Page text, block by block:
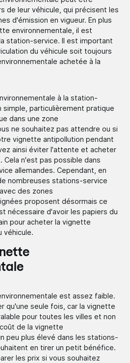
de leur véhicule, qui précisent les
d'émission en vigueur. En plus
environnementale, il est
station-service. Il est important
du véhicule soit toujours
achetée à la
à la station-
simple, particulièrement pratique
dans une zone
ne souhaitez pas attendre ou si
vignette antipollution pendant
ainsi éviter l'attente et acheter
n'est pas possible dans
allemandes. Cependant, en
nombreuses stations-service
des zones
proposent désormais ce
nécessaire d'avoir les papiers du
pour acheter la vignette
véhicule.
est assez faible.
qu'une seule fois, car la vignette
pour toutes les villes et non
de la vignette
peu plus élevé dans les stations-
en tirer un petit bénéfice.
les prix si vous souhaitez